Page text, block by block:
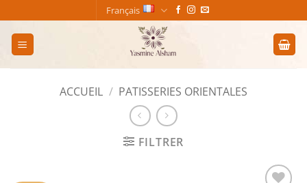
au
contenu
Français
ACCUEIL / PATISSERIES ORIENTALES
FILTRER